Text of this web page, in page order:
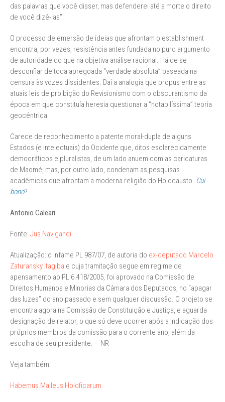
das palavras que você disser, mas defenderei até a morte o direito
de você dizê-las”.
O processo de emersão de ideias que afrontam o establishment
encontra, por vezes, resistência antes fundada no puro argumento
de autoridade do que na objetiva análise racional. Há de se
desconfiar de toda apregoada “verdade absoluta” baseada na
censura às vozes dissidentes. Daí a analogia que propus entre as
atuais leis de proibição do Revisionismo com o obscurantismo da
época em que constituía heresia questionar a “notabilíssima” teoria
geocêntrica.
Carece de reconhecimento a patente moral-dupla de alguns
Estados (e intelectuais) do Ocidente que, ditos esclarecidamente
democráticos e pluralistas, de um lado anuem com as caricaturas
de Maomé, mas, por outro lado, condenam as pesquisas
acadêmicas que afrontam a moderna religião do Holocausto. Cui
bono?
Antonio Caleari
Fonte: Jus Navigandi
Atualização: o infame PL 987/07, de autoria do ex-deputado Marcelo
Zaturansky Itagiba e cuja tramitação segue em regime de
apensamento ao PL 6.418/2005, foi aprovado na Comissão de
Direitos Humanos e Minorias da Câmara dos Deputados, no “apagar
das luzes” do ano passado e sem qualquer discussão. O projeto se
encontra agora na Comissão de Constituição e Justiça, e aguarda
designação de relator, o que só deve ocorrer após a indicação dos
próprios membros da comissão para o corrente ano, além da
escolha de seu presidente. – NR
Veja também:
Habemus Malleus Holoficarum